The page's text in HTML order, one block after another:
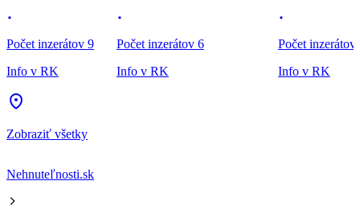
Počet inzerátov 9
Info v RK
Počet inzerátov 6
Info v RK
Počet inzerátov
Info v RK
Zobraziť všetky
Nehnuteľnosti.sk